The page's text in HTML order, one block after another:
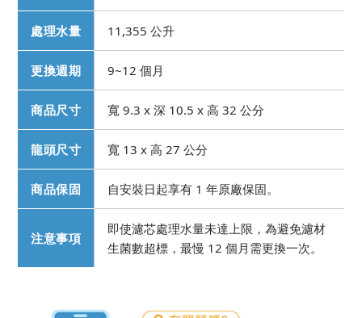
處理水量 11,355 公升
更換週期 9~12 個月
商品尺寸 寬 9.3 x 深 10.5 x 高 32 公分
龍頭尺寸 寬 13 x 高 27 公分
商品保固 自安裝日起享有 1 年原廠保固。
注意事項
即使濾芯處理水量未達上限，為避免濾材
生菌數超標，最慢 12 個月需更換一次。